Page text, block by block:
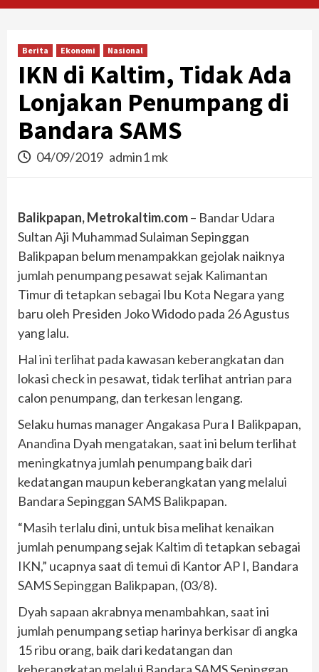
Berita Ekonomi Nasional
IKN di Kaltim, Tidak Ada
Lonjakan Penumpang di
Bandara SAMS
04/09/2019 admin1 mk
Balikpapan, Metrokaltim.com– Bandar Udara
Sultan Aji Muhammad Sulaiman Sepinggan
Balikpapan belum menampakkan gejolak naiknya
jumlah penumpang pesawat sejak Kalimantan
Timur di tetapkan sebagai Ibu Kota Negara yang
baru oleh Presiden Joko Widodo pada 26 Agustus
yang lalu.
Hal ini terlihat pada kawasan keberangkatan dan
lokasi check in pesawat, tidak terlihat antrian para
calon penumpang, dan terkesan lengang.
Selaku humas manager Angakasa Pura I Balikpapan,
Anandina Dyah mengatakan, saat ini belum terlihat
meningkatnya jumlah penumpang baik dari
kedatangan maupun keberangkatan yang melalui
Bandara Sepinggan SAMS Balikpapan.
“Masih terlalu dini, untuk bisa melihat kenaikan
jumlah penumpang sejak Kaltim di tetapkan sebagai
IKN,” ucapnya saat di temui di Kantor AP I, Bandara
SAMS Sepinggan Balikpapan, (03/8).
Dyah sapaan akrabnya menambahkan, saat ini
jumlah penumpang setiap harinya berkisar di angka
15 ribu orang, baik dari kedatangan dan